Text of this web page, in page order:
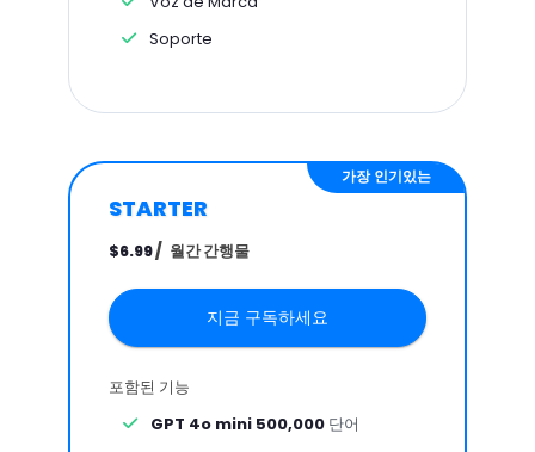
Soporte
가장 인기있는
STARTER
$6.99/ 월간 간행물
지금 구독하세요
포함된 기능
GPT 4o mini 500,000 단어